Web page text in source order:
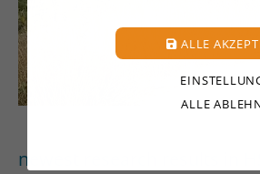
ALLE
ALLE
newest research results in